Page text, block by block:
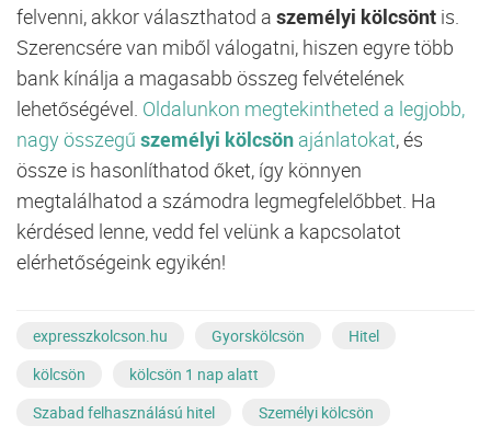
felvenni, akkor választhatod a személyi kölcsönt is.
Szerencsére van miből válogatni, hiszen egyre több
bank kínálja a magasabb összeg felvételének
lehetőségével. Oldalunkon megtekintheted a legjobb,
nagy összegű személyi kölcsön ajánlatokat, és
össze is hasonlíthatod őket, így könnyen
megtalálhatod a számodra legmegfelelőbbet. Ha
kérdésed lenne, vedd fel velünk a kapcsolatot
elérhetőségeink egyikén!
expresszkolcson.hu Gyorskölcsön
Hitel
kölcsön
kölcsön 1 nap alatt
Szabad felhasználású hitel
Személyi kölcsön